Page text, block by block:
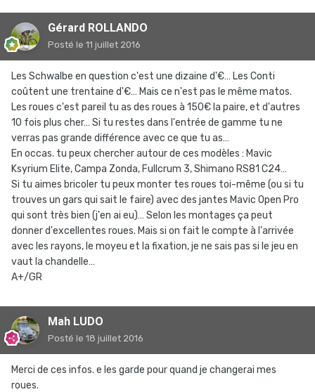
Gérard ROLLANDO
Posté le 11 juillet 2016
Les Schwalbe en question c'est une dizaine d'€… Les Conti
coûtent une trentaine d'€… Mais ce n'est pas le même matos.
Les roues c'est pareil tu as des roues à 150€ la paire, et d'autres
10 fois plus cher… Si tu restes dans l'entrée de gamme tu ne
verras pas grande différence avec ce que tu as…
En occas. tu peux chercher autour de ces modèles : Mavic
Ksyrium Elite, Campa Zonda, Fullcrum 3, Shimano RS81 C24…
Si tu aimes bricoler tu peux monter tes roues toi-même (ou si tu
trouves un gars qui sait le faire) avec des jantes Mavic Open Pro
qui sont très bien (j'en ai eu)… Selon les montages ça peut
donner d'excellentes roues. Mais si on fait le compte à l'arrivée
avec les rayons, le moyeu et la fixation, je ne sais pas si le jeu en
vaut la chandelle…
A+/GR
Mah LUDO
Posté le 18 juillet 2016
Merci de ces infos. e les garde pour quand je changerai mes
roues.